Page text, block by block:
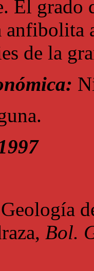
El grado
anfibolita
de la
Bol.